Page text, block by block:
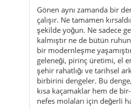
Gönen aynı zamanda bir
çalışır. Ne tamamen
şekilde yoğun. Ne sadece
kalmıştır ne de bütün
bir modernleşme
geleneği, pirinç üretimi, el
şehir rahatlığı ve tarihsel
birbirini dengeler. Bu
kısa kaçamaklar hem de
nefes molaları için değerli